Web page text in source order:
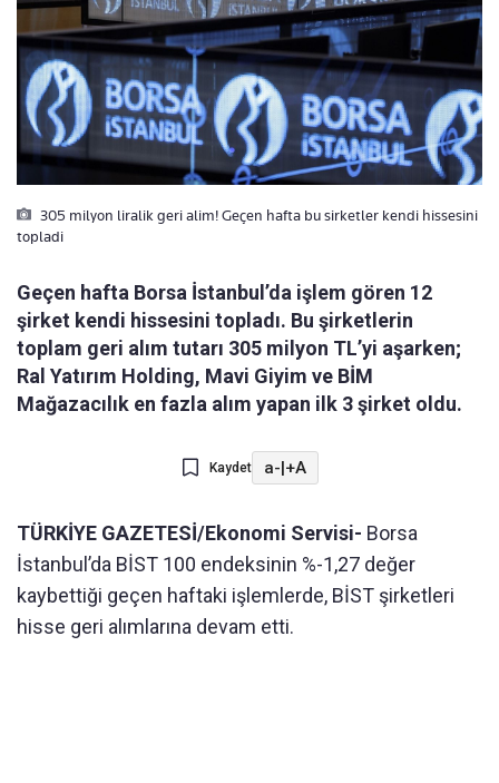
305 milyon liralik geri alim! Geçen hafta bu sirketler kendi hissesini
topladi
Geçen hafta Borsa İstanbul’da işlem gören 12
şirket kendi hissesini topladı. Bu şirketlerin
toplam geri alım tutarı 305 milyon TL’yi aşarken;
Ral Yatırım Holding, Mavi Giyim ve BİM
Mağazacılık en fazla alım yapan ilk 3 şirket oldu.
Kaydet a-|+A
TÜRKİYE GAZETESİ/Ekonomi Servisi- Borsa
İstanbul’da BİST 100 endeksinin %-1,27 değer
kaybettiği geçen haftaki işlemlerde, BİST şirketleri
hisse geri alımlarına devam etti.